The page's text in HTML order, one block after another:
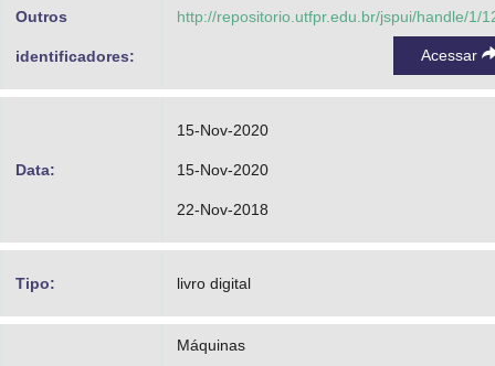
Outros
identificadores:
http://repositorio.utfpr.edu.br/jspui/handle/1/
Acessar
Data:
15-Nov-2020
15-Nov-2020
22-Nov-2018
Tipo: livro digital
Máquinas